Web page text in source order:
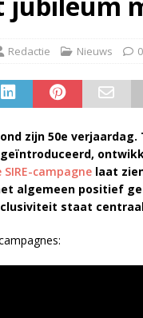
Soul & Jazz stopt al per 1
Redactie Nieuws 0
zijn 50e
SIRE-campagne laat
algemeen positief
staat